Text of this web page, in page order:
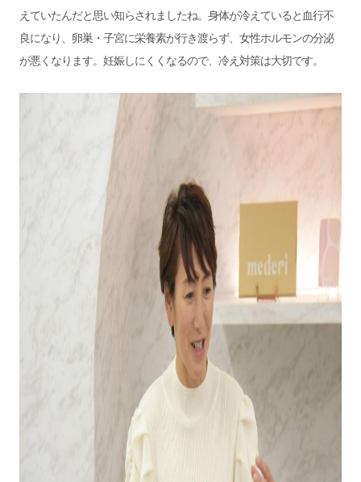
えていたんだと思い知らされましたね。身体が冷えていると血行不
良になり、卵巣・子宮に栄養素が行き渡らず、女性ホルモンの分泌
が悪くなります。妊娠しにくくなるので、冷え対策は大切です。